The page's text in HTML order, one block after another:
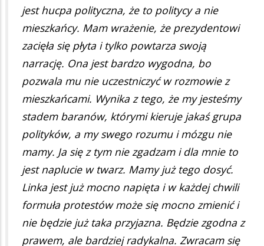
jest hucpa polityczna, że to politycy a nie
mieszkańcy. Mam wrażenie, że prezydentowi
zacięła się płyta i tylko powtarza swoją
narrację. Ona jest bardzo wygodna, bo
pozwala mu nie uczestniczyć w rozmowie z
mieszkańcami. Wynika z tego, że my jesteśmy
stadem baranów, którymi kieruje jakaś grupa
polityków, a my swego rozumu i mózgu nie
mamy. Ja się z tym nie zgadzam i dla mnie to
jest naplucie w twarz. Mamy już tego dosyć.
Linka jest już mocno napięta i w każdej chwili
formuła protestów może się mocno zmienić i
nie będzie już taka przyjazna. Będzie zgodna z
prawem, ale bardziej radykalna. Zwracam się